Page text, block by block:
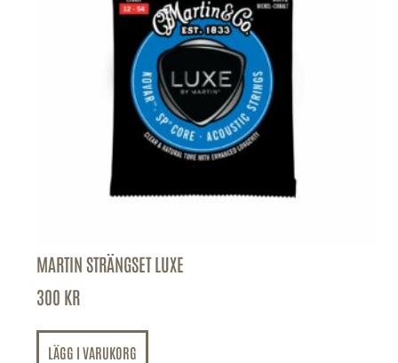
MARTIN STRÄNGSET LUXE
300 KR
LÄGG I VARUKORG